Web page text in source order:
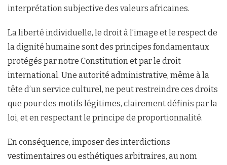
interprétation subjective des valeurs africaines.
La liberté individuelle, le droit à l’image et le respect de
la dignité humaine sont des principes fondamentaux
protégés par notre Constitution et par le droit
international. Une autorité administrative, même à la
tête d’un service culturel, ne peut restreindre ces droits
que pour des motifs légitimes, clairement définis par la
loi, et en respectant le principe de proportionnalité.
En conséquence, imposer des interdictions
vestimentaires ou esthétiques arbitraires, au nom